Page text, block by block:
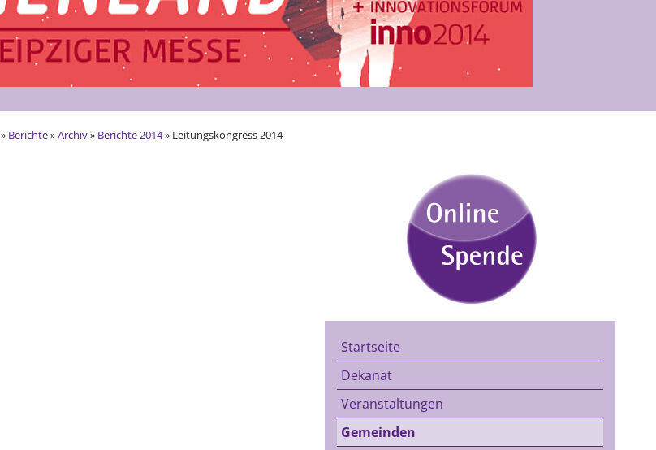
» Berichte»Archiv» Berichte 2014» Leitungskongress 2014
Startseite
Dekanat
Veranstaltungen
Gemeinden